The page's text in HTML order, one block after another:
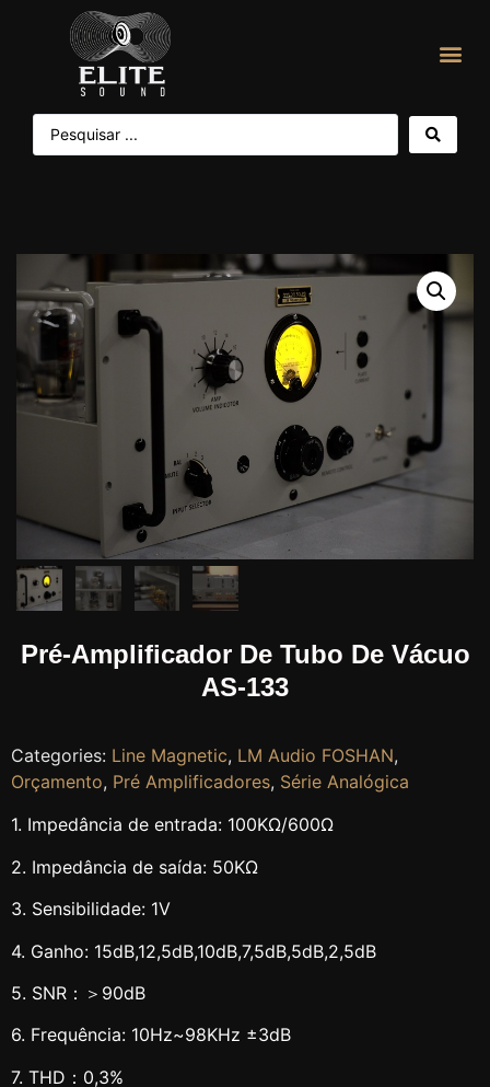
Pré-Amplificador De Tubo De Vácuo
AS-133
Categories: Line Magnetic, LM Audio FOSHAN,
Orçamento, Pré Amplificadores, Série Analógica
1. Impedância de entrada: 100KΩ/600Ω
2. Impedância de saída: 50KΩ
3. Sensibilidade: 1V
4. Ganho: 15dB,12,5dB,10dB,7,5dB,5dB,2,5dB
5. SNR：＞90dB
6. Frequência: 10Hz~98KHz ±3dB
7. THD：0,3%